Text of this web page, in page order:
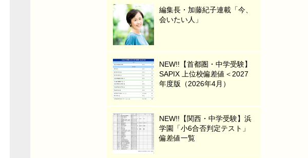
編集長・加藤紀子連載「今、
会いたい人」
NEW!!【首都圏・中学受験】
SAPIX 上位校偏差値＜2027
年度版（2026年4月）
NEW!!【関西・中学受験】浜
学園「小6合否判定テスト」
偏差値一覧